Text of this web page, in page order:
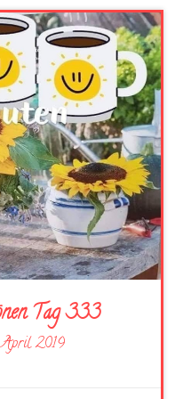
Tag 333
2019